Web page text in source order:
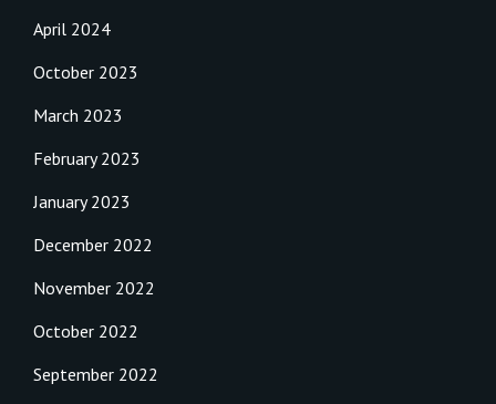
April 2024
October 2023
March 2023
February 2023
January 2023
December 2022
November 2022
October 2022
September 2022